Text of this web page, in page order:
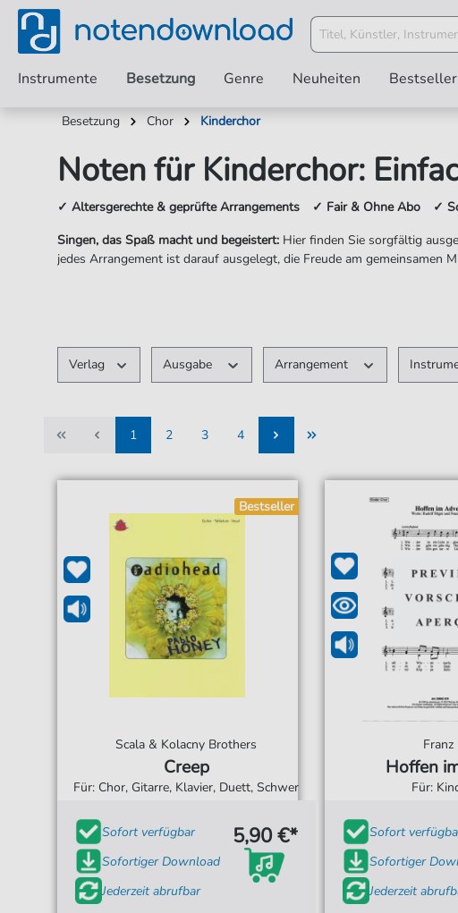
Instrumente Besetzung Genre Neuheiten Bestseller
Besetzung Chor Kinderchor
Noten für Kinderchor:
✓ Altersgerechte & geprüfte Arrangements ✓ Fair & Ohne Abo ✓
Singen, das Spaß macht und begeistert:Hier finden Sie sorgfältig
jedes Arrangement ist darauf ausgelegt, die Freude am gemeinsamen
Verlag Ausgabe Arrangement
1
2
3
4
Bestseller
Scala & Kolacny Brothers
Creep
Für: Chor, Gitarre, Klavier, Duett, Schwer
Sofort verfügbar
Sofortiger Download
Jederzeit abrufbar
5,90 €*
Franz
Hoffen
Für:
Sofort
Sofortiger
Jederzeit